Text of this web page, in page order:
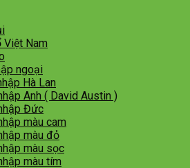
Việt Nam
ngoại
Hà Lan
Anh ( David Austin )
Đức
màu cam
màu đỏ
màu sọc
màu tím